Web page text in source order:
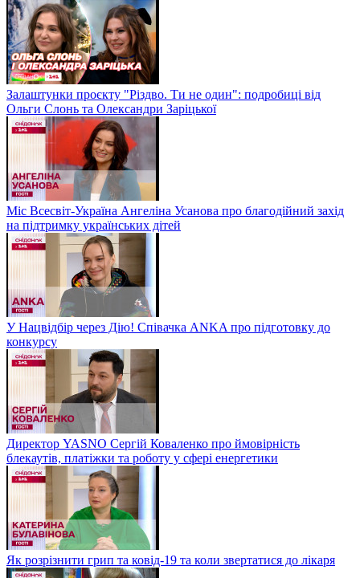
Залаштунки проєкту "Різдво. Ти не один": подробиці від
Ольги Слонь та Олександри Заріцької
Міс Всесвіт-Україна Ангеліна Усанова про благодійний захід
на підтримку українських дітей
У Нацвідбір через Дію! Співачка ANKA про підготовку до
конкурсу
Директор YASNO Сергій Коваленко про ймовірність
блекаутів, платіжки та роботу у сфері енергетики
Як розрізнити грип та ковід-19 та коли звертатися до лікаря